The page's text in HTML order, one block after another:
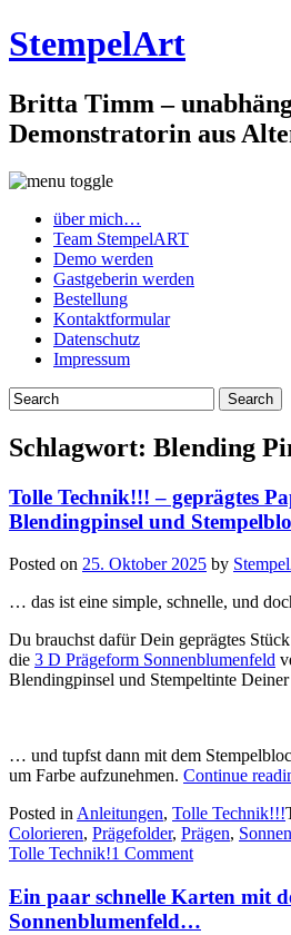
StempelArt
Britta Timm –
Demonstratorin aus
über mich…
Team StempelART
Demo werden
Gastgeberin werden
Bestellung
Kontaktformular
Datenschutz
Impressum
Schlagwort: Blending
Tolle Technik!!! – geprägtes
Blendingpinsel und
Posted on 25. Oktober 2025 by
… das ist eine simple, schnelle, und
Du brauchst dafür Dein geprägtes
die 3 D Prägeform Sonnenblumenfeld
Blendingpinsel und Stempeltinte
… und tupfst dann mit dem
um Farbe aufzunehmen. Continue
Posted in Anleitungen, Tolle Technik!!!
Colorieren, Prägefolder, Prägen,
Tolle Technik!1 Comment
Ein paar schnelle Karten mit
Sonnenblumenfeld…